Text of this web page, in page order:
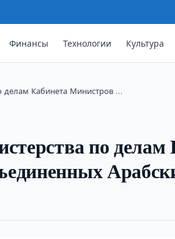
Финансы Технологии Культура
делам Кабинета Министров …
по делам